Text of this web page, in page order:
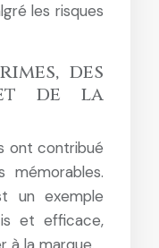
les risques
des
de la
ont contribué
mémorables.
un exemple
et efficace,